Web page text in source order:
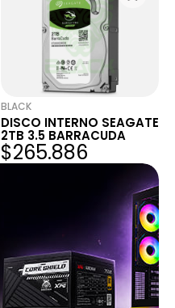
BLACK
DISCO INTERNO SEAGATE
2TB 3.5 BARRACUDA
$265.886